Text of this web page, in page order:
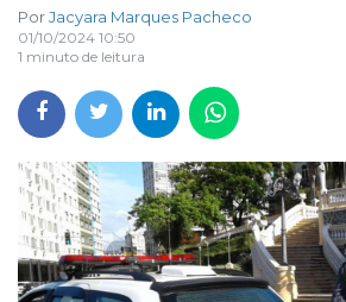
PorJacyara Marques Pacheco
01/10/2024 10:50
1 minuto de leitura